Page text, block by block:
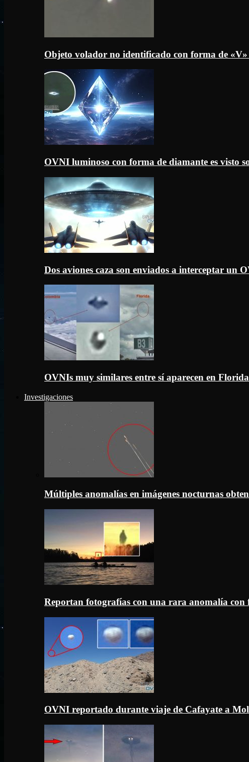
Objeto volador no identificado con forma de «V»
OVNI luminoso con forma de diamante es visto
Dos aviones caza son enviados a interceptar un
OVNIs muy similares entre sí aparecen en
Investigaciones
Múltiples anomalías en imágenes nocturnas
Reportan fotografías con una rara anomalía
OVNI reportado durante viaje de Cafayate a